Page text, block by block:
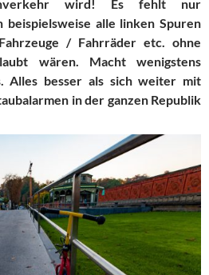
wird! Es fehlt nur
alle linken Spuren
/ Fahrräder etc. ohne
wären. Macht wenigstens
Alles besser als sich weiter mit
in der ganzen Republik